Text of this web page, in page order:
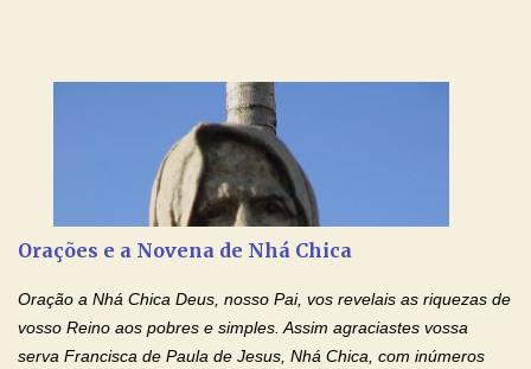
creio, Jesus, e clamo que este Sangue seja agora derramado
sobre mim e sobre todos os meus familiares. Eu peço, Senhor
Jesus, que, pelo poder libertador e salvítico deste Sangue,
possamos nos livrar de toda opressão diabólica que possa estar
prejudicando a nossa família. Peço também que atenda, em
especial, este pedido que agora faço na Sua presença:
(apresente aqui o seu pedido...) Eu, desde já, agradeço de
coração, confiante que o Senhor me atenderá. Eu louvo o Pai por
ter nos dado o Senhor, Jesus, como presente de Páscoa. eu
agradeço de coração ao Espíri...
Orações e a Novena de Nhá Chica
Oração a Nhá Chica Deus, nosso Pai, vos revelais as riquezas de
vosso Reino aos pobres e simples. Assim agraciastes vossa
serva Francisca de Paula de Jesus, Nhá Chica, com inúmeros